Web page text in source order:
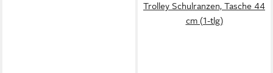
Trolley Schulranzen, Tasche 44
cm (1-tlg)